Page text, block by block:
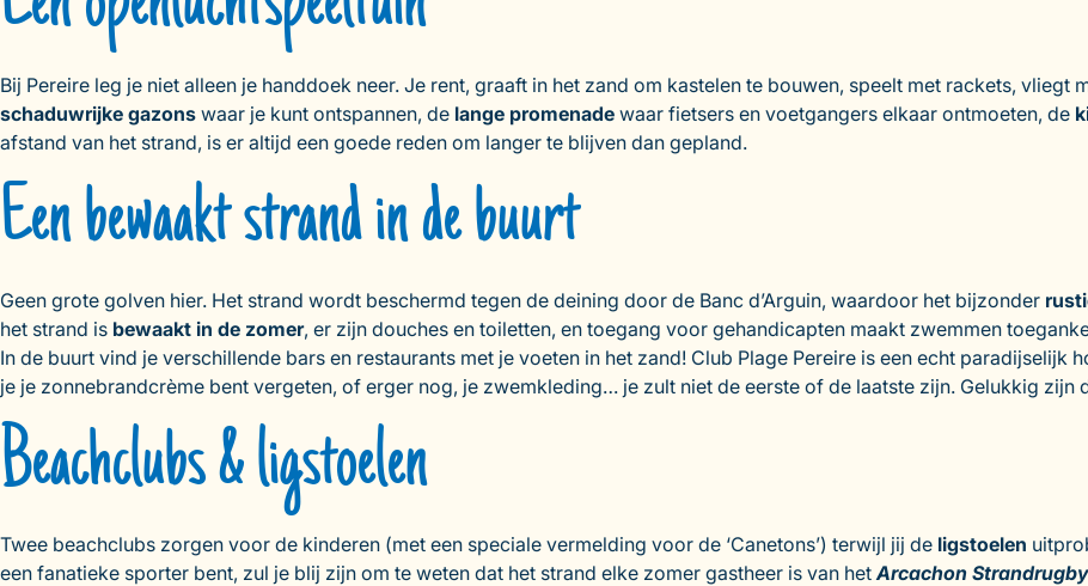
Bij Pereire leg je niet alleen je handdoek neer. Je rent, graaft in het zand om kastelen te bouwen, speelt met rackets, vliegt
schaduwrijke gazons waar je kunt ontspannen, de lange promenade waar fietsers en voetgangers elkaar ontmoeten, de
afstand van het strand, is er altijd een goede reden om langer te blijven dan gepland.
Een bewaakt strand in de buurt
Geen grote golven hier. Het strand wordt beschermd tegen de deining door de Banc d’Arguin, waardoor het bijzonder
het strand is bewaakt in de zomer, er zijn douches en toiletten, en toegang voor gehandicapten maakt zwemmen
In de buurt vind je verschillende bars en restaurants met je voeten in het zand! Club Plage Pereire is een echt paradijselijk
je je zonnebrandcrème bent vergeten, of erger nog, je zwemkleding… je zult niet de eerste of de laatste zijn. Gelukkig zijn
Beachclubs & ligstoelen
Twee beachclubs zorgen voor de kinderen (met een speciale vermelding voor de ‘Canetons’) terwijl jij de ligstoelen
een fanatieke sporter bent, zul je blij zijn om te weten dat het strand elke zomer gastheer is van hetArcachon Strandrugby